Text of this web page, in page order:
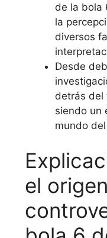
de la bola
la
diversos
Desde
detrás del
siendo un
mundo
el